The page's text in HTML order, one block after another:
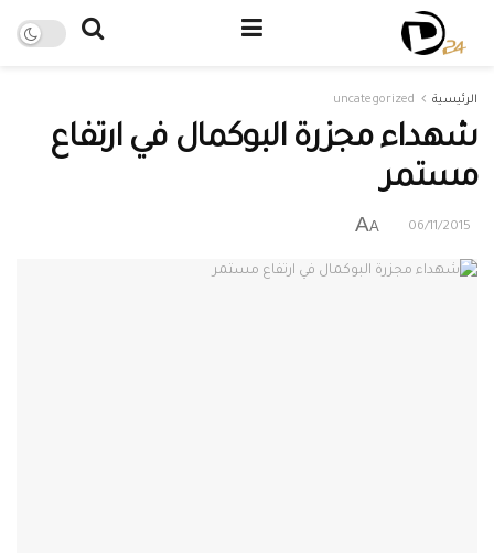
الرئيسية uncategorized
شهداء مجزرة البوكمال في ارتفاع
مستمر
06/11/2015
A
A